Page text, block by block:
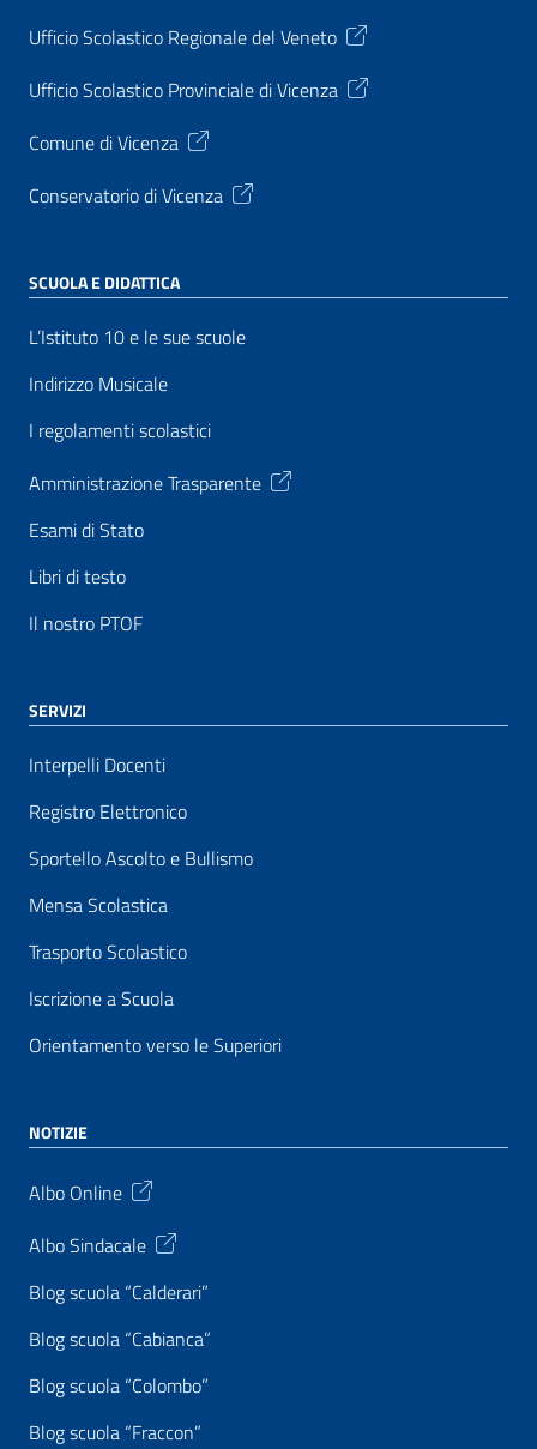
Ufficio Scolastico Regionale del Veneto
Ufficio Scolastico Provinciale di Vicenza
Comune di Vicenza
Conservatorio di Vicenza
SCUOLA E DIDATTICA
L’Istituto 10 e le sue scuole
Indirizzo Musicale
I regolamenti scolastici
Amministrazione Trasparente
Esami di Stato
Libri di testo
Il nostro PTOF
SERVIZI
Interpelli Docenti
Registro Elettronico
Sportello Ascolto e Bullismo
Mensa Scolastica
Trasporto Scolastico
Iscrizione a Scuola
Orientamento verso le Superiori
NOTIZIE
Albo Online
Albo Sindacale
Blog scuola “Calderari”
Blog scuola “Cabianca”
Blog scuola “Colombo”
Blog scuola “Fraccon”